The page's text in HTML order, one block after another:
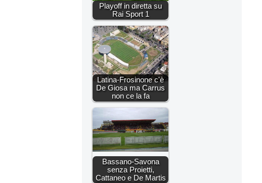
Playoff in diretta su
Rai Sport 1
Latina-Frosinone c'è
De Giosa ma Carrus
non ce la fa
Bassano-Savona
senza Proietti,
Cattaneo e De Martis